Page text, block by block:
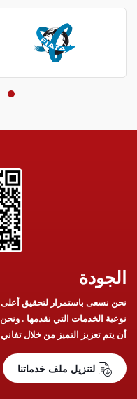
الجودة
نحن نسعى باستمرار لتحقيق أعلى
نوعية الخدمات التي نقدمها .
أن يتم تعزيز التميز من خلال تفاني
لتنزيل ملف خدماتنا